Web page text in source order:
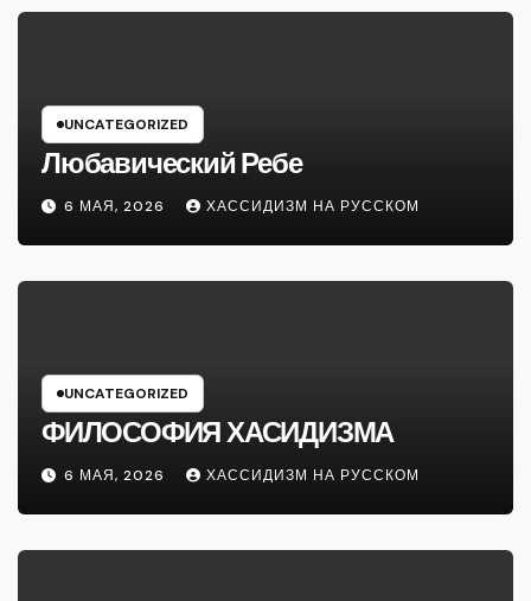
UNCATEGORIZED
Любавический Ребе
6 МАЯ, 2026 ХАССИДИЗМ НА РУССКОМ
UNCATEGORIZED
ФИЛОСОФИЯ ХАСИДИЗМА
6 МАЯ, 2026 ХАССИДИЗМ НА РУССКОМ